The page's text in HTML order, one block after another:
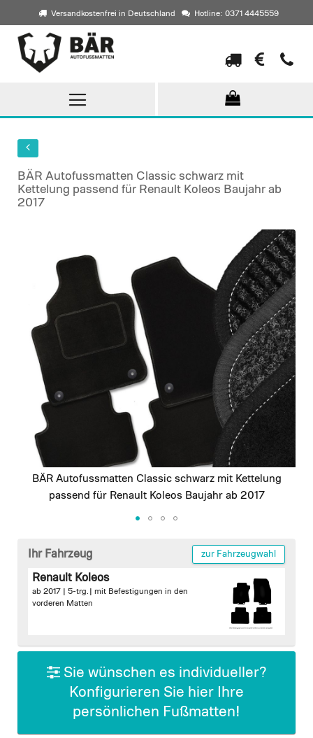
Versandkostenfrei in Deutschland Hotline: 0371 4445559
Direkt
zum
Inhalt
BÄR Autofussmatten Classic schwarz mit
Kettelung passend für Renault Koleos Baujahr ab
2017
images
gallery
BÄR Autofussmatten Classic schwarz mit Kettelung
passend für Renault Koleos Baujahr ab 2017
beginning
gallery
Ihr Fahrzeug zur Fahrzeugwahl
Renault Koleos
ab 2017 | 5-trg. | mit Befestigungen in den
vorderen Matten
Sie wünschen es individueller?
Konfigurieren Sie hier Ihre
persönlichen Fußmatten!